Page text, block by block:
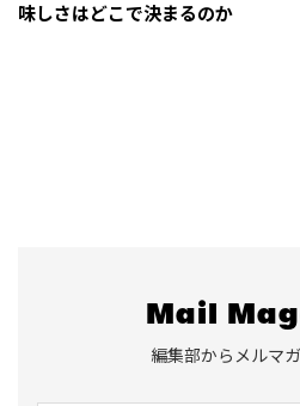
味しさはどこで決まるのか
Mail
編集部からメルマ